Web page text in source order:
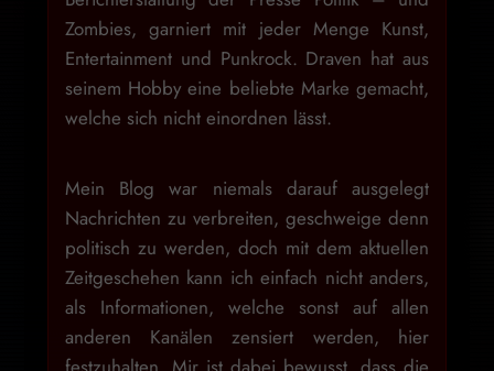
Zombies, garniert mit jeder Menge Kunst,
Entertainment und Punkrock. Draven hat aus
seinem Hobby eine beliebte Marke gemacht,
welche sich nicht einordnen lässt.
Mein Blog war niemals darauf ausgelegt
Nachrichten zu verbreiten, geschweige denn
politisch zu werden, doch mit dem aktuellen
Zeitgeschehen kann ich einfach nicht anders,
als Informationen, welche sonst auf allen
anderen Kanälen zensiert werden, hier